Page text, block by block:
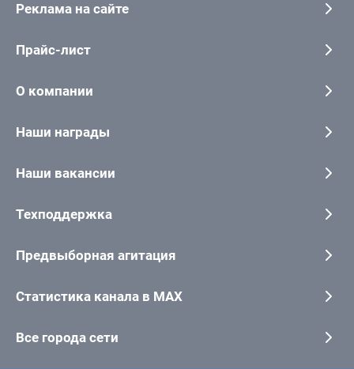
Реклама на сайте
Прайс-лист
О компании
Наши награды
Наши вакансии
Техподдержка
Предвыборная агитация
Статистика канала в MAX
Все города сети